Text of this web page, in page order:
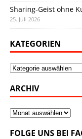
Sharing-Geist ohne
25. Juli 2026
KATEGORIEN
Kategorien
ARCHIV
Archiv
FOLGE UNS BEI